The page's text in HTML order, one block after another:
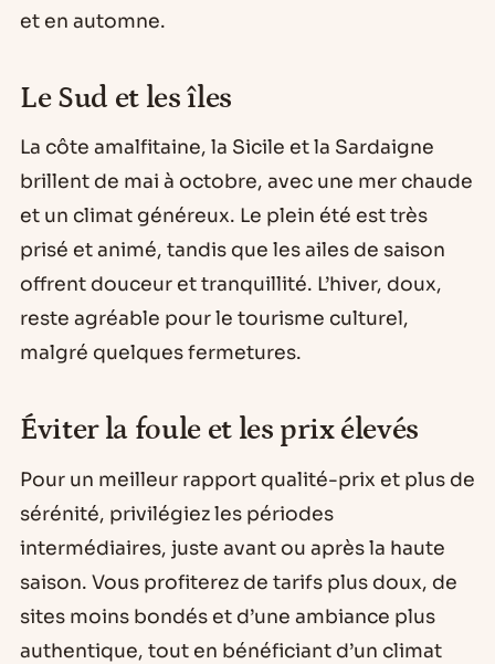
et en automne.
Le Sud et les îles
La côte amalfitaine, la Sicile et la Sardaigne
brillent de mai à octobre, avec une mer chaude
et un climat généreux. Le plein été est très
prisé et animé, tandis que les ailes de saison
offrent douceur et tranquillité. L’hiver, doux,
reste agréable pour le tourisme culturel,
malgré quelques fermetures.
Éviter la foule et les prix élevés
Pour un meilleur rapport qualité-prix et plus de
sérénité, privilégiez les périodes
intermédiaires, juste avant ou après la haute
saison. Vous profiterez de tarifs plus doux, de
sites moins bondés et d’une ambiance plus
authentique, tout en bénéficiant d’un climat